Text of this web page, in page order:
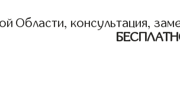
Области, консультация,